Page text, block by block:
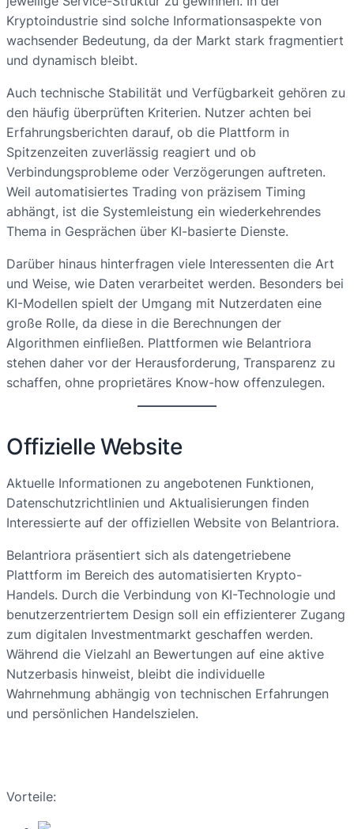
Kryptoindustrie sind solche Informationsaspekte von
wachsender Bedeutung, da der Markt stark fragmentiert
und dynamisch bleibt.
Auch technische Stabilität und Verfügbarkeit gehören zu
den häufig überprüften Kriterien. Nutzer achten bei
Erfahrungsberichten darauf, ob die Plattform in
Spitzenzeiten zuverlässig reagiert und ob
Verbindungsprobleme oder Verzögerungen auftreten.
Weil automatisiertes Trading von präzisem Timing
abhängt, ist die Systemleistung ein wiederkehrendes
Thema in Gesprächen über KI-basierte Dienste.
Darüber hinaus hinterfragen viele Interessenten die Art
und Weise, wie Daten verarbeitet werden. Besonders bei
KI-Modellen spielt der Umgang mit Nutzerdaten eine
große Rolle, da diese in die Berechnungen der
Algorithmen einfließen. Plattformen wie Belantriora
stehen daher vor der Herausforderung, Transparenz zu
schaffen, ohne proprietäres Know-how offenzulegen.
Offizielle Website
Aktuelle Informationen zu angebotenen Funktionen,
Datenschutzrichtlinien und Aktualisierungen finden
Interessierte auf der offiziellen Website von Belantriora.
Belantriora präsentiert sich als datengetriebene
Plattform im Bereich des automatisierten Krypto-
Handels. Durch die Verbindung von KI-Technologie und
benutzerzentriertem Design soll ein effizienterer Zugang
zum digitalen Investmentmarkt geschaffen werden.
Während die Vielzahl an Bewertungen auf eine aktive
Nutzerbasis hinweist, bleibt die individuelle
Wahrnehmung abhängig von technischen Erfahrungen
und persönlichen Handelszielen.
Vorteile: